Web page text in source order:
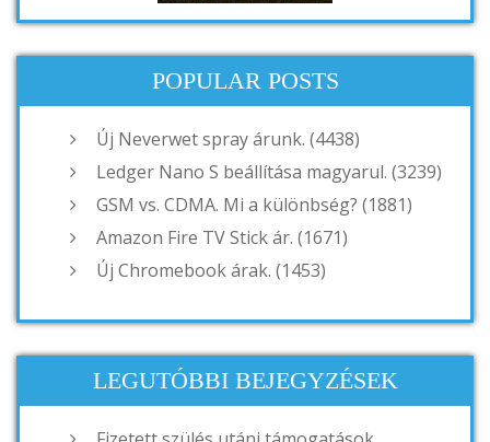
POPULAR POSTS
Új Neverwet spray árunk. (4438)
Ledger Nano S beállítása magyarul. (3239)
GSM vs. CDMA. Mi a különbség? (1881)
Amazon Fire TV Stick ár. (1671)
Új Chromebook árak. (1453)
LEGUTÓBBI BEJEGYZÉSEK